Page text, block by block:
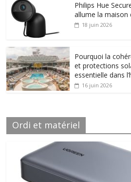
Philips Hue
allume la maison
18 juin 2026
Pourquoi la
et protections
essentielle dans
16 juin 2026
Ordi et matériel